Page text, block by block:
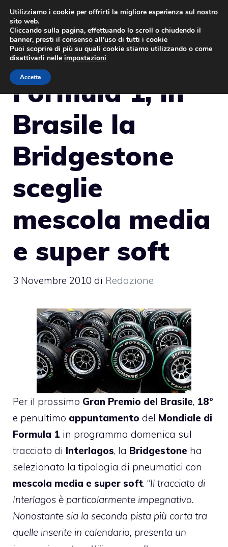
Vai
contenuto
Formula 1, in
Brasile la
Bridgestone
sceglie
mescola media
e super soft
3 Novembre 2010 di Redazione
Per il prossimo Gran Premio del Brasile, 18°
e penultimo appuntamento del Mondiale di
Formula 1 in programma domenica sul
tracciato di Interlagos, la Bridgestone ha
selezionato la tipologia di pneumatici con
mescola media e super soft. “Il tracciato di
Interlagos è particolarmente impegnativo.
Nonostante sia la seconda pista più corta tra
quelle inserite in calendario, presenta un
Utilizziamo i cookie per offrirti la migliore esperienza sul nostro
sito web.
Cliccando sulla pagina, effettuando lo scroll o chiudendo il
banner, presti il consenso all’uso di tutti i cookie
Puoi scoprire di più su quali cookie stiamo utilizzando o come
disattivarli nelle impostazioni
Accetta